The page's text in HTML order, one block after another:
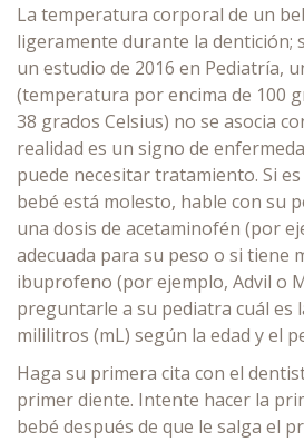
La temperatura corporal de un
ligeramente durante la dentición;
un estudio de 2016 en Pediatría,
(temperatura por encima de 100
38 grados Celsius) no se asocia
realidad es un signo de
puede necesitar tratamiento. Si
bebé está molesto, hable con su
una dosis de acetaminofén (por
adecuada para su peso o si tiene
ibuprofeno (por ejemplo, Advil o
preguntarle a su pediatra cuál es
mililitros (mL) según la edad y el
Haga su primera cita con el
primer diente. Intente hacer la
bebé después de que le salga el